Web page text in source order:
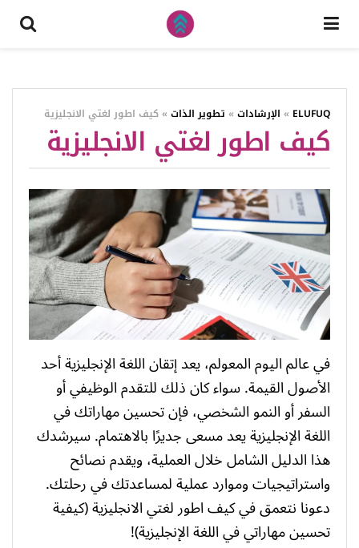
ELUFUQ
» الإرشادات » تطوير الذات »كيف اطور لغتي الانجليزية
كيف اطور لغتي الانجليزية
في عالم اليوم المعولم، يعد إتقان اللغة الإنجليزية أحد
الأصول القيمة. سواء كان ذلك للتقدم الوظيفي أو
السفر أو النمو الشخصي، فإن تحسين مهاراتك في
اللغة الإنجليزية يعد مسعى جديرًا بالاهتمام. سيرشدك
هذا الدليل الشامل خلال العملية، ويقدم نصائح
واستراتيجيات وموارد عملية لمساعدتك في رحلتك.
دعونا نتعمق في كيف اطور لغتي الانجليزية (كيفية
تحسين مهاراتي في اللغة الإنجليزية)!